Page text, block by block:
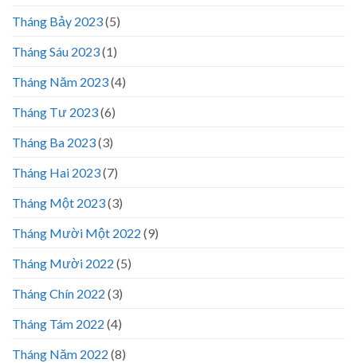
Tháng Bảy 2023(5)
Tháng Sáu 2023(1)
Tháng Năm 2023(4)
Tháng Tư 2023(6)
Tháng Ba 2023(3)
Tháng Hai 2023(7)
Tháng Một 2023(3)
Tháng Mười Một 2022 (9)
Tháng Mười 2022 (5)
Tháng Chín 2022 (3)
Tháng Tám 2022 (4)
Tháng Năm 2022 (8)